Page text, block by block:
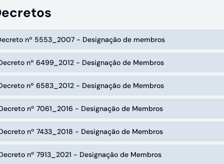
nº 5553_2007 - Designação de membros
nº 6499_2012 - Designação de Membros
nº 6583_2012 - Designação de Membros
nº 7061_2016 - Designação de Membros
nº 7433_2018 - Designação de Membros
nº 7913_2021 - Designação de Membros